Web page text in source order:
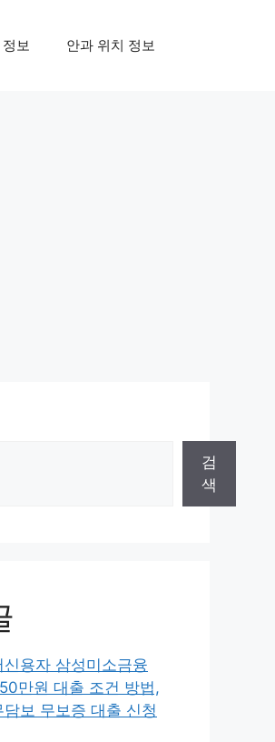
보 안과 위치 정보
검
색
신용자 삼성미소금융
만원 대출 조건 방법,
담보 무보증 대출 신청